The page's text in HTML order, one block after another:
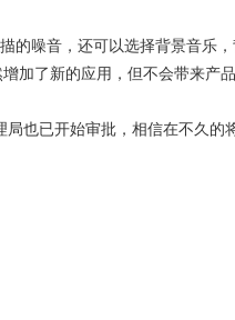
的噪音，还可以选择背景音乐
加了新的应用，但不会带来产
也已开始审批，相信在不久的